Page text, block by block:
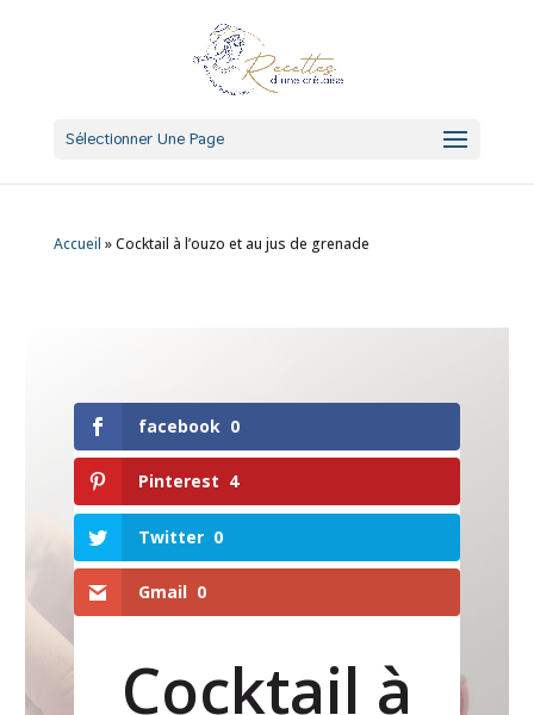
Sélectionner Une Page
Accueil »Cocktail à l’ouzo et au jus de grenade
facebook 0
Pinterest 4
Twitter 0
Gmail 0
Cocktail à